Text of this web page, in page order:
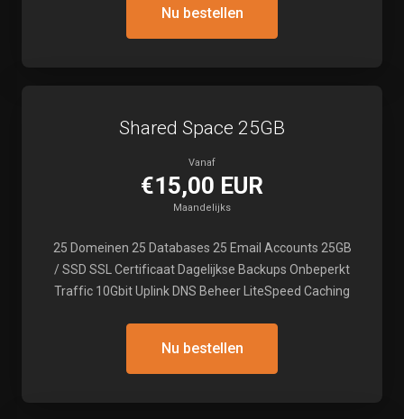
Nu bestellen
Shared Space 25GB
Vanaf
€15,00 EUR
Maandelijks
25 Domeinen 25 Databases 25 Email Accounts 25GB
/ SSD SSL Certificaat Dagelijkse Backups Onbeperkt
Traffic 10Gbit Uplink DNS Beheer LiteSpeed Caching
Nu bestellen